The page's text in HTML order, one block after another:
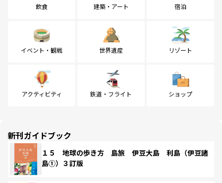
飲食 建築・アート 宿泊
イベント・観戦 世界遺産 リゾート
アクティビティ 鉄道・フライト ショップ
新刊ガイドブック
１５ 地球の歩き方 島旅 伊豆大島 利島（伊豆諸
島①）３訂版